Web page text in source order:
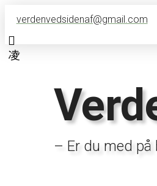
verdenvedsidenaf@gmail.com
– Er du med på